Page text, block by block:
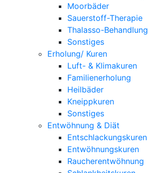
Moorbäder
Sauerstoff-Therapie
Thalasso-Behandlung
Sonstiges
Erholung/ Kuren
Luft- & Klimakuren
Familienerholung
Heilbäder
Kneippkuren
Sonstiges
Entwöhnung & Diät
Entschlackungskuren
Entwöhnungskuren
Raucherentwöhnung